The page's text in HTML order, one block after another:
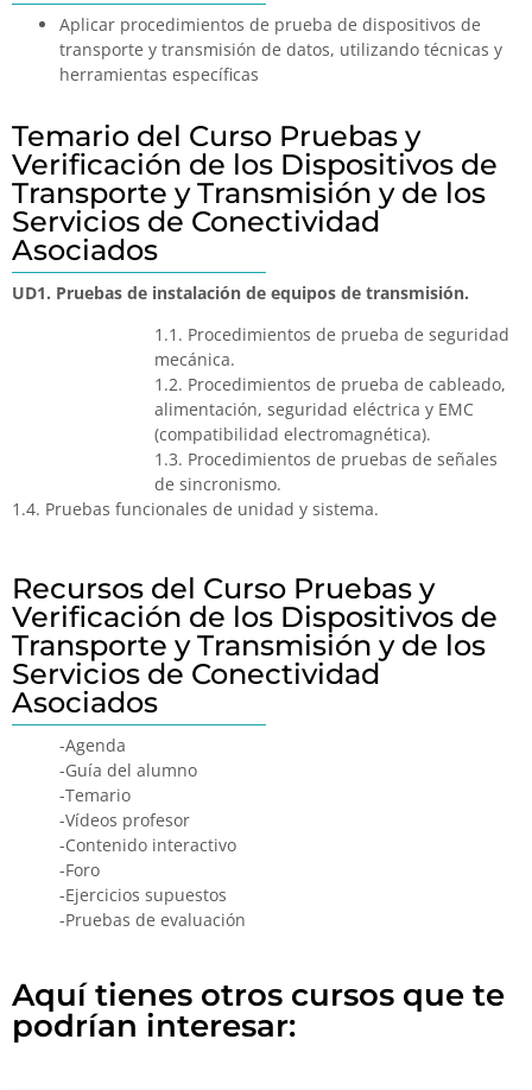
Aplicar procedimientos de prueba de dispositivos de
transporte y transmisión de datos, utilizando técnicas y
herramientas específicas
Temario del Curso Pruebas y
Verificación de los Dispositivos de
Transporte y Transmisión y de los
Servicios de Conectividad
Asociados
UD1. Pruebas de instalación de equipos de transmisión.
1.1. Procedimientos de prueba de seguridad
mecánica.
1.2. Procedimientos de prueba de cableado,
alimentación, seguridad eléctrica y EMC
(compatibilidad electromagnética).
1.3. Procedimientos de pruebas de señales
de sincronismo.
1.4. Pruebas funcionales de unidad y sistema.
Recursos del Curso Pruebas y
Verificación de los Dispositivos de
Transporte y Transmisión y de los
Servicios de Conectividad
Asociados
-Agenda
-Guía del alumno
-Temario
-Vídeos profesor
-Contenido interactivo
-Foro
-Ejercicios supuestos
-Pruebas de evaluación
Aquí tienes otros cursos que te
podrían interesar: